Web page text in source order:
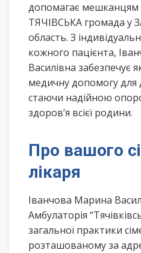
допомагає мешканцям
ТЯЧІВСЬКА громада у
область. З
кожного пацієнта,
Василівна забезпечує
медичну допомогу для
стаючи надійною
здоров’я всієї родини.
Про вашого
лікаря
Іванчова Марина
Амбулаторія
загальної практики
розташованому за